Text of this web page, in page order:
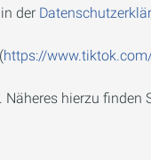
der
(https://
hierzu finden